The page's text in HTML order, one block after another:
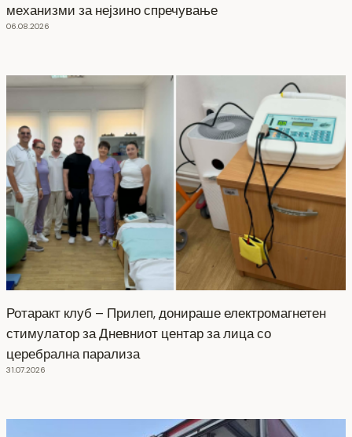
механизми за нејзино спречување
06.08.2026
Ротаракт клуб – Прилеп, донираше електромагнетен
стимулатор за Дневниот центар за лица со
церебрална парализа
31.07.2026